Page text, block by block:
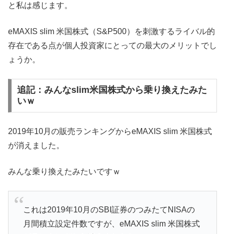
と私は感じます。
eMAXIS slim 米国株式（S&P500）を刺激するライバル的
存在である点が個人投資家にとっての最大のメリットでし
ょうか。
追記：みんなslim米国株式から乗り換えたみた
いｗ
2019年10月の販売ランキングからeMAXIS slim 米国株式
が消えました。
みんな乗り換えたみたいですｗ
これは2019年10月のSBI証券のつみたてNISAの
月間積立設定件数ですが、eMAXIS slim 米国株式